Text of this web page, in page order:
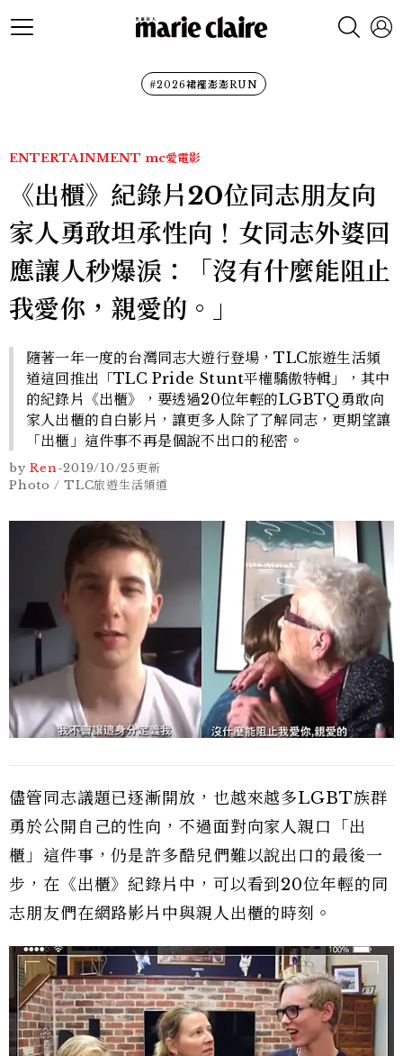
#2026裙襬澎澎RUN
ENTERTAINMENT mc愛電影
《出櫃》紀錄片20位同志朋友向
家人勇敢坦承性向！女同志外婆回
應讓人秒爆淚：「沒有什麼能阻止
我愛你，親愛的。」
隨著一年一度的台灣同志大遊行登場，TLC旅遊生活頻
道這回推出「TLC Pride Stunt平權驕傲特輯」，其中
的紀錄片《出櫃》，要透過20位年輕的LGBTQ勇敢向
家人出櫃的自白影片，讓更多人除了了解同志，更期望讓
「出櫃」這件事不再是個說不出口的秘密。
by Ren-2019/10/25更新
Photo / TLC旅遊生活頻道
儘管同志議題已逐漸開放，也越來越多LGBT族群
勇於公開自己的性向，不過面對向家人親口「出
櫃」這件事，仍是許多酷兒們難以說出口的最後一
步，在《出櫃》紀錄片中，可以看到20位年輕的同
志朋友們在網路影片中與親人出櫃的時刻。